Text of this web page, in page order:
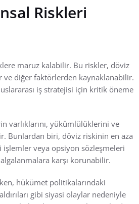
Riskleri
maruz kalabilir. Bu riskler, döviz
ve diğer faktörlerden kaynaklanabilir.
iş stratejisi için kritik öneme
varlıklarını, yükümlülüklerini ve
Bunlardan biri, döviz riskinin en aza
veya opsiyon sözleşmeleri
karşı korunabilir.
hükümet politikalarındaki
gibi siyasi olaylar nedeniyle